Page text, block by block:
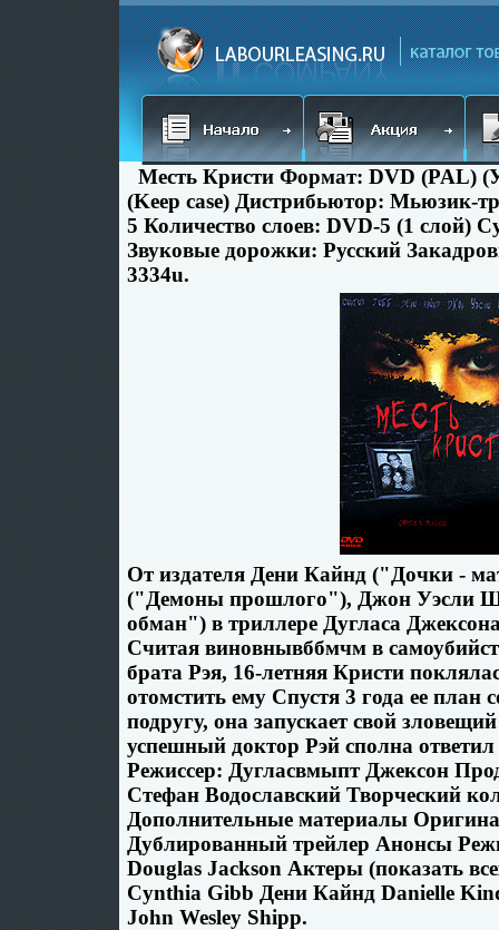
Месть Кристи Формат: DVD (PAL)
(Keep case) Дистрибьютор: Мьюзик-
5 Количество слоев: DVD-5 (1 слой)
Звуковые дорожки: Русский
3334u.
От издателя Дени Кайнд ("Дочки -
("Демоны прошлого"), Джон Уэсли
обман") в триллере Дугласа
Считая виновнывббмчм в
брата Рэя, 16-летняя Кристи
отомстить ему Спустя 3 года ее план
подругу, она запускает свой
успешный доктор Рэй сполна ответил
Режиссер: Дугласвмыпт Джексон
Стефан Водославский Творческий
Дополнительные материалы
Дублированный трейлер Анонсы
Douglas Jackson Актеры (показать
Cynthia Gibb Дени Кайнд Danielle
John Wesley Shipp.